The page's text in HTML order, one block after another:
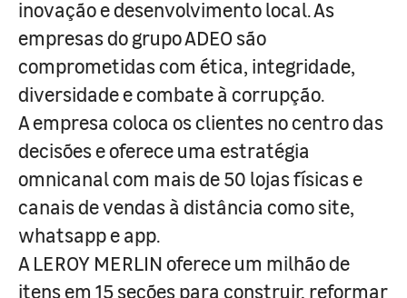
inovação e desenvolvimento local. As
empresas do grupo ADEO são
comprometidas com ética, integridade,
diversidade e combate à corrupção.
A empresa coloca os clientes no centro das
decisões e oferece uma estratégia
omnicanal com mais de 50 lojas físicas e
canais de vendas à distância como site,
whatsapp e app.
A LEROY MERLIN oferece um milhão de
itens em 15 seções para construir, reformar